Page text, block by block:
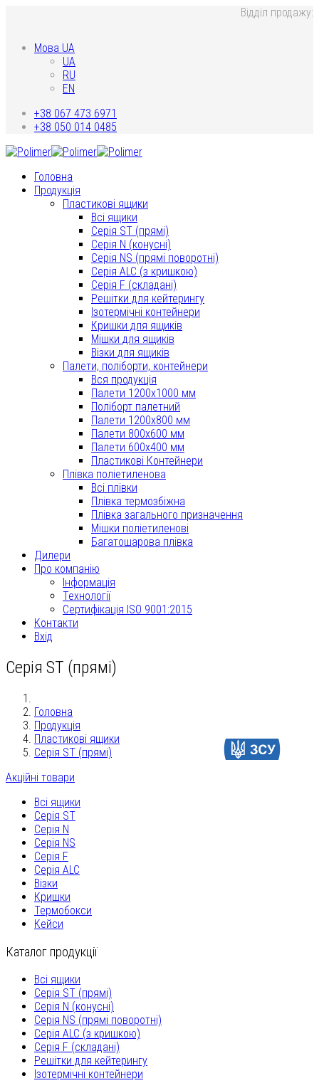
Відділ продажу:
Мова UA
UA
RU
EN
+38 067 473 6971
+38 050 014 0485
Головна
Продукція
Пластикові ящики
Всі ящики
Серія ST (прямі)
Серія N (конусні)
Серія NS (прямі поворотні)
Серія ALC (з кришкою)
Серія F (складані)
Решітки для кейтерингу
Ізотермічні контейнери
Кришки для ящиків
Мішки для ящиків
Візки для ящиків
Палети, поліборти, контейнери
Вся продукція
Палети 1200x1000 мм
Поліборт палетний
Палети 1200x800 мм
Палети 800x600 мм
Палети 600x400 мм
Пластикові Контейнери
Плівка поліетиленова
Всі плівки
Плівка термозбіжна
Плівка загального призначення
Мішки поліетиленові
Багатошарова плівка
Дилери
Про компанію
Інформація
Технології
Сертифікація ISO 9001:2015
Контакти
Вхід
Серія ST (прямі)
Головна
Продукція
Пластикові ящики
Серія ST (прямі)
Акційні товари
Всі ящики
Серія ST
Серія N
Серія NS
Серія F
Серія ALC
Візки
Кришки
Термобокси
Кейси
Каталог продукції
Всі ящики
Серія ST (прямі)
Серія N (конусні)
Серія NS (прямі поворотні)
Серія ALC (з кришкою)
Серія F (складані)
Решітки для кейтерингу
Ізотермічні контейнери